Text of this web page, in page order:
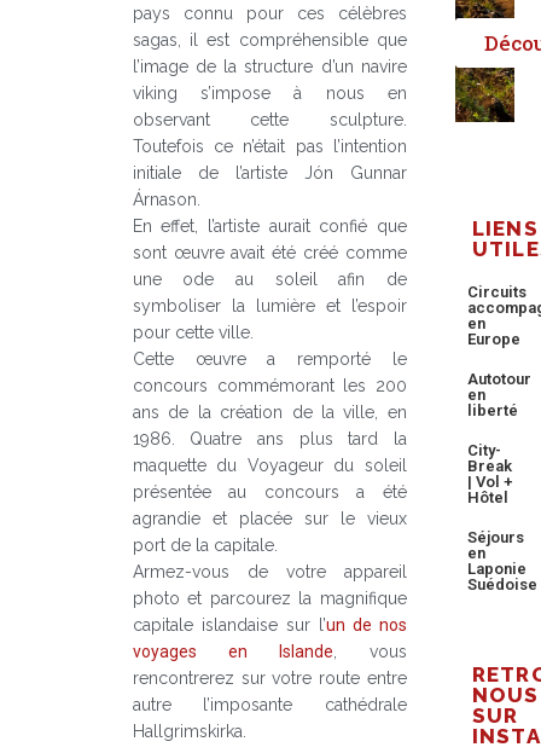
pays connu pour ces célèbres
sagas, il est compréhensible que
l’image de la structure d’un navire
viking s’impose à nous en
observant cette sculpture.
Toutefois ce n’était pas l’intention
initiale de l’artiste Jón Gunnar
Árnason.
En effet, l’artiste aurait confié que
sont œuvre avait été créé comme
une ode au soleil afin de
symboliser la lumière et l’espoir
pour cette ville.
Cette œuvre a remporté le
concours commémorant les 200
ans de la création de la ville, en
1986. Quatre ans plus tard la
maquette du Voyageur du soleil
présentée au concours a été
agrandie et placée sur le vieux
port de la capitale.
Armez-vous de votre appareil
photo et parcourez la magnifique
capitale islandaise sur l’un de nos
voyages en Islande , vous
rencontrerez sur votre route entre
autre l’imposante cathédrale
Hallgrimskirka.
LIENS
Circuits
en
Europe
Autotour
en
liberté
City-
Break
| Vol +
Hôtel
Séjours
en
Laponie
Suédoise
NOUS
SUR